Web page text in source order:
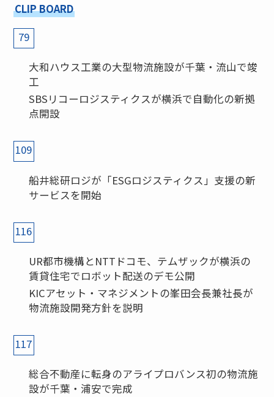
CLIP BOARD
79
大和ハウス工業の大型物流施設が千葉・流山で竣
工
SBSリコーロジスティクスが横浜で自動化の新拠
点開設
109
船井総研ロジが「ESGロジスティクス」支援の新
サービスを開始
116
UR都市機構とNTTドコモ、テムザックが横浜の
賃貸住宅でロボット配送のデモ公開
KICアセット・マネジメントの峯田会長兼社長が
物流施設開発方針を説明
117
総合不動産に転身のアライプロバンス初の物流施
設が千葉・浦安で完成